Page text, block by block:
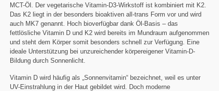
MCT-Öl. Der vegetarische Vitamin-D3-Wirkstoff ist kombiniert mit K2.
Das K2 liegt in der besonders bioaktiven all-trans Form vor und wird
auch MK7 genannt. Hoch bioverfügbar dank Öl-Basis – das
fettlösliche Vitamin D und K2 wird bereits im Mundraum aufgenommen
und steht dem Körper somit besonders schnell zur Verfügung. Eine
ideale Unterstützung bei unzureichender körpereigener Vitamin-D-
Bildung durch Sonnenlicht.
Vitamin D wird häufig als „Sonnenvitamin“ bezeichnet, weil es unter
UV-Einstrahlung in der Haut gebildet wird. Doch moderne